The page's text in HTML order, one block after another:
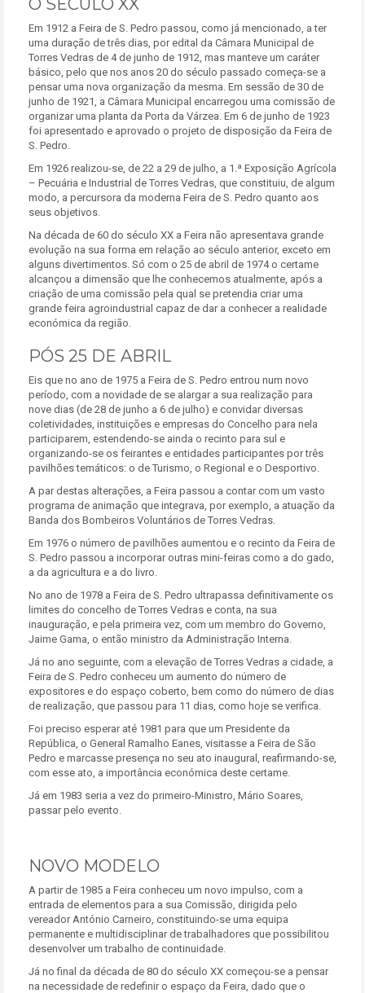
O SÉCULO XX
Em 1912 a Feira de S. Pedro passou, como já mencionado, a ter
uma duração de três dias, por edital da Câmara Municipal de
Torres Vedras de 4 de junho de 1912, mas manteve um caráter
básico, pelo que nos anos 20 do século passado começa-se a
pensar uma nova organização da mesma. Em sessão de 30 de
junho de 1921, a Câmara Municipal encarregou uma comissão de
organizar uma planta da Porta da Várzea. Em 6 de junho de 1923
foi apresentado e aprovado o projeto de disposição da Feira de
S. Pedro.
Em 1926 realizou-se, de 22 a 29 de julho, a 1.ª Exposição Agrícola
– Pecuária e Industrial de Torres Vedras, que constituiu, de algum
modo, a percursora da moderna Feira de S. Pedro quanto aos
seus objetivos.
Na década de 60 do século XX a Feira não apresentava grande
evolução na sua forma em relação ao século anterior, exceto em
alguns divertimentos. Só com o 25 de abril de 1974 o certame
alcançou a dimensão que lhe conhecemos atualmente, após a
criação de uma comissão pela qual se pretendia criar uma
grande feira agroindustrial capaz de dar a conhecer a realidade
económica da região.
PÓS 25 DE ABRIL
Eis que no ano de 1975 a Feira de S. Pedro entrou num novo
período, com a novidade de se alargar a sua realização para
nove dias (de 28 de junho a 6 de julho) e convidar diversas
coletividades, instituições e empresas do Concelho para nela
participarem, estendendo-se ainda o recinto para sul e
organizando-se os feirantes e entidades participantes por três
pavilhões temáticos: o de Turismo, o Regional e o Desportivo.
A par destas alterações, a Feira passou a contar com um vasto
programa de animação que integrava, por exemplo, a atuação da
Banda dos Bombeiros Voluntários de Torres Vedras.
Em 1976 o número de pavilhões aumentou e o recinto da Feira de
S. Pedro passou a incorporar outras mini-feiras como a do gado,
a da agricultura e a do livro.
No ano de 1978 a Feira de S. Pedro ultrapassa definitivamente os
limites do concelho de Torres Vedras e conta, na sua
inauguração, e pela primeira vez, com um membro do Governo,
Jaime Gama, o então ministro da Administração Interna.
Já no ano seguinte, com a elevação de Torres Vedras a cidade, a
Feira de S. Pedro conheceu um aumento do número de
expositores e do espaço coberto, bem como do número de dias
de realização, que passou para 11 dias, como hoje se verifica.
Foi preciso esperar até 1981 para que um Presidente da
República, o General Ramalho Eanes, visitasse a Feira de São
Pedro e marcasse presença no seu ato inaugural, reafirmando-se,
com esse ato, a importância económica deste certame.
Já em 1983 seria a vez do primeiro-Ministro, Mário Soares,
passar pelo evento.
NOVO MODELO
A partir de 1985 a Feira conheceu um novo impulso, com a
entrada de elementos para a sua Comissão, dirigida pelo
vereador António Carneiro, constituindo-se uma equipa
permanente e multidisciplinar de trabalhadores que possibilitou
desenvolver um trabalho de continuidade.
Já no final da década de 80 do século XX começou-se a pensar
na necessidade de redefinir o espaço da Feira, dado que o